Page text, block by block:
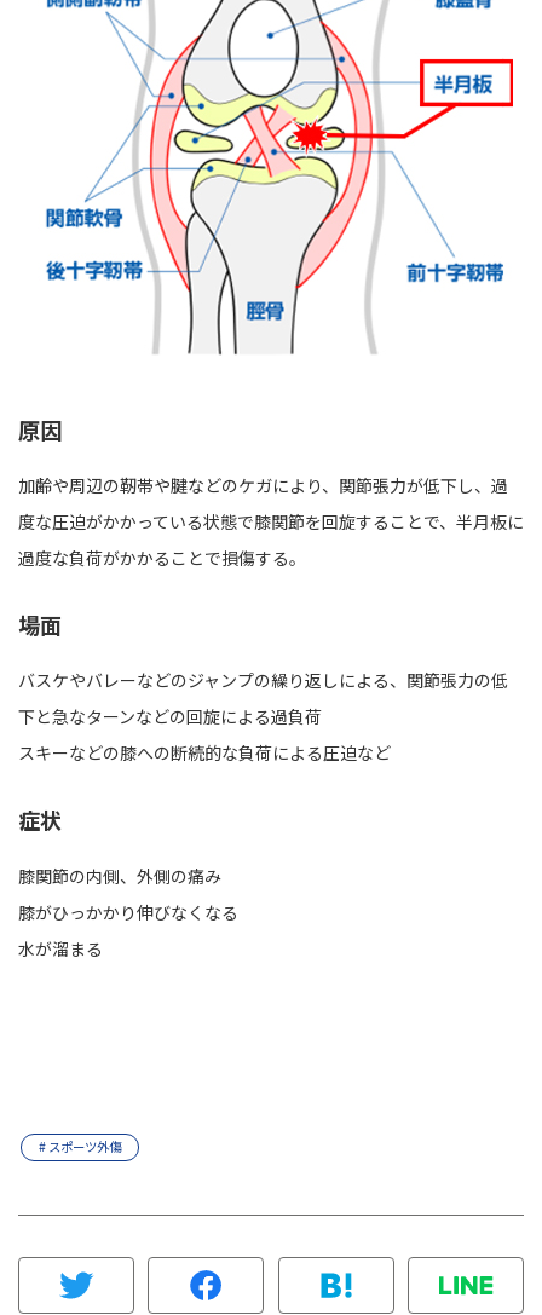
原因
加齢や周辺の靭帯や腱などのケガにより、関節張力が低下し、過
度な圧迫がかかっている状態で膝関節を回旋することで、半月板に
過度な負荷がかかることで損傷する。
場面
バスケやバレーなどのジャンプの繰り返しによる、関節張力の低
下と急なターンなどの回旋による過負荷
スキーなどの膝への断続的な負荷による圧迫など
症状
膝関節の内側、外側の痛み
膝がひっかかり伸びなくなる
水が溜まる
# スポーツ外傷